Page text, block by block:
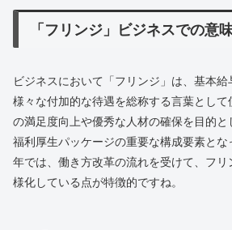
「フリンジ」ビジネスでの意
ビジネスにおいて「フリンジ」は、基本
様々な付加的な待遇を総称する言葉として
の満足度向上や優秀な人材の確保を目的と
福利厚生パッケージの重要な構成要素と
年では、働き方改革の流れを受けて、フ
様化している点が特徴的ですね。